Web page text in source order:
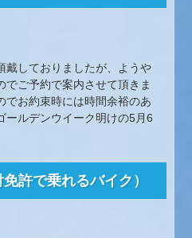
戴しておりましたが、ようや
でご予約で案内させて頂きま
でお約束時には時間余裕のあ
ールデンウイーク明けの5月6
許で乗れるバイク）